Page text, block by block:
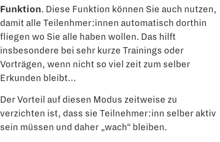
Funktion. Diese Funktion können Sie auch nutzen,
damit alle Teilenhmer:innen automatisch dorthin
fliegen wo Sie alle haben wollen. Das hilft
insbesondere bei sehr kurze Trainings oder
Vorträgen, wenn nicht so viel zeit zum selber
Erkunden bleibt…
Der Vorteil auf diesen Modus zeitweise zu
verzichten ist, dass sie Teilnehmer:inn selber aktiv
sein müssen und daher „wach“ bleiben.